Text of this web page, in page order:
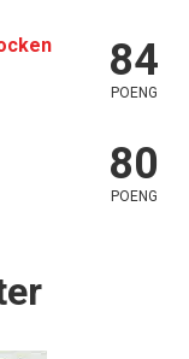
84
POENG
80
POENG